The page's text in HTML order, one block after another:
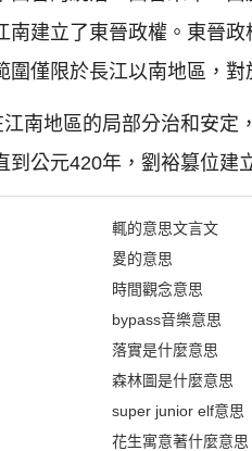
建立了東晉政權。東晉
僅限於長江以南地區，對
南地區的局部分治和安定
公元420年，劉裕篡位建
輒的意思文言文
畟的意思
時間觀念意思
bypass音樂意思
落實是什麼意思
森林圖是什麼意思
super junior elf意思
花生寓意著什麼意思